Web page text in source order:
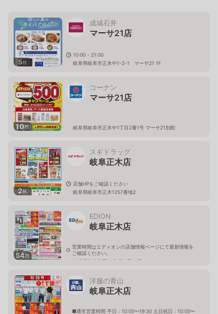
5枚
成城石井
マーサ21店
10:00 - 21:00
岐阜県岐阜市正木中1-2-1 マーサ21 1F
10枚
コーナン
マーサ21店
岐阜県岐阜市正木中1丁目2番1号 マーサ21別館
2枚
スギドラッグ
岐阜正木店
店舗HPをご確認ください
岐阜県岐阜市正木1257番地2
54枚
EDION
岐阜正木店
営業時間はエディオンの店舗情報ページにて最新情報を
ご確認ください。
岐阜県岐阜市正木北町14番14号
洋服の青山
岐阜正木店
■通常営業時間 平日：10:00〜19:30 土日祝日：10:00〜